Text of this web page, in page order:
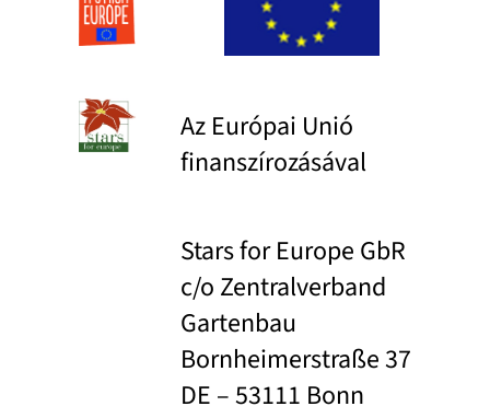
Az Európai Unió
finanszírozásával
Stars for Europe GbR
c/o Zentralverband
Gartenbau
Bornheimerstraße 37
DE – 53111 Bonn